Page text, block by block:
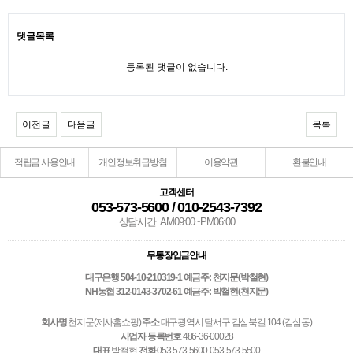
댓글목록
등록된 댓글이 없습니다.
이전글 다음글 목록
적립금 사용안내 개인정보취급방침 이용약관 환불안내
고객센터
053-573-5600 / 010-2543-7392
상담시간. AM09:00~PM06:00
무통장입금안내
대구은행 504-10-210319-1 예금주: 천지문(박철현)
NH농협 312-0143-3702-61 예금주: 박철현(천지문)
회사명천지문(제사홈쇼핑)주소대구광역시 달서구 감삼북길 104 (감삼동)
사업자 등록번호486-36-00028
대표박철현 전화053-573-5600, 053-573-5500